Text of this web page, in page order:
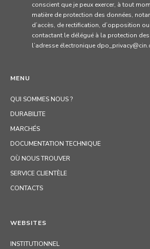
MENU
QUI SOMMES NOUS ?
DURABILITE
MARCHÉS
DOCUMENTATION TECHNIQUE
OÙ NOUS TROUVER
SERVICE CLIENTÈLE
CONTACTS
conscient que je peux exercer, à tout
matière de protection des données,
d’accès, de rectification, d’opposition ou
contactant le délégué à la protection des
l’adresse électronique
WEBSITES
INSTITUTIONNEL